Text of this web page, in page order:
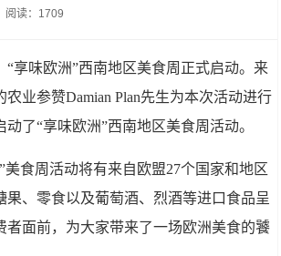
阅读：1709
味欧洲”西南地区美食周正式启动。来
农业参赞Damian Plan先生为本次活动进行
了“享味欧洲”西南地区美食周活动。
食周活动将有来自欧盟27个国家和地区
果、零食以及葡萄酒、烈酒等进口食品呈
者面前，为大家带来了一场欧洲美食的饕